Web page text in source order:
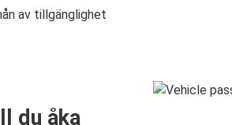
av tillgänglighet
du åka